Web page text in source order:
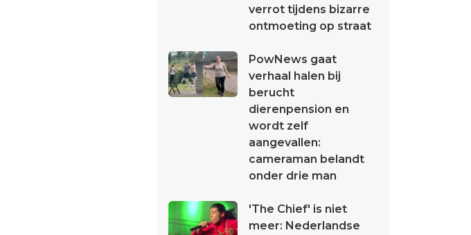
verrot tijdens bizarre
ontmoeting op straat
PowNews gaat
verhaal halen bij
berucht
dierenpension en
wordt zelf
aangevallen:
cameraman belandt
onder drie man
'The Chief' is niet
meer: Nederlandse